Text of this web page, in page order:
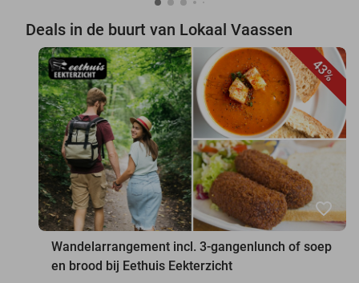
Deals in de buurt van Lokaal Vaassen
43%
favorite_border
Wandelarrangement incl. 3-gangenlunch of soep
en brood bij Eethuis Eekterzicht